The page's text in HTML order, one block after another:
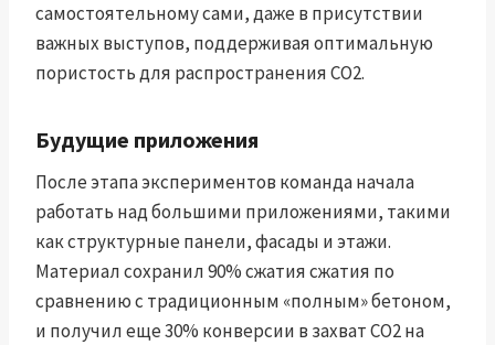
самостоятельному сами, даже в присутствии
важных выступов, поддерживая оптимальную
пористость для распространения CO2.
Будущие приложения
После этапа экспериментов команда начала
работать над большими приложениями, такими
как структурные панели, фасады и этажи.
Материал сохранил 90% сжатия сжатия по
сравнению с традиционным «полным» бетоном,
и получил еще 30% конверсии в захват CO2 на